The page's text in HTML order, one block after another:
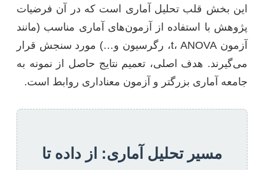
این بخش قلب تحلیل آماری است که در آن فرضیات
پژوهش با استفاده از آزمون‌های آماری مناسب (مانند
آزمون t، ANOVA، رگرسیون و…) مورد سنجش قرار
می‌گیرند. هدف اصلی، تعمیم نتایج حاصل از نمونه به
جامعه آماری بزرگتر و آزمون معناداری روابط است.
مسیر تحلیل آماری: از داده تا